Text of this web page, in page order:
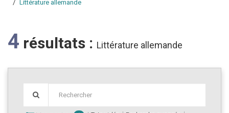
Littérature allemande
4 résultats : Littérature allemande